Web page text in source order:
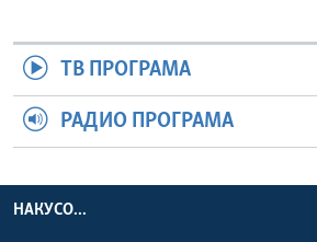
ТВ ПРОГРАМА
РАДИО ПРОГРАМА
НАКУСО...